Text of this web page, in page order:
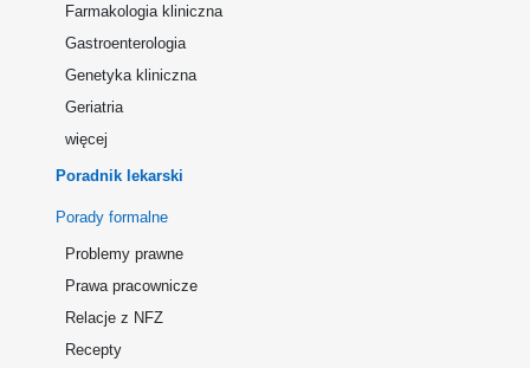
Farmakologia kliniczna
Gastroenterologia
Genetyka kliniczna
Geriatria
więcej
Poradnik lekarski
Porady formalne
Problemy prawne
Prawa pracownicze
Relacje z NFZ
Recepty